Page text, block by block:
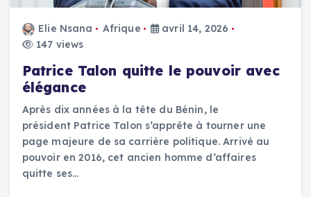
Elie Nsana Afrique
avril 14, 2026
147 views
Patrice Talon quitte le pouvoir avec
élégance
Après dix années à la tête du Bénin, le
président Patrice Talon s’apprête à tourner une
page majeure de sa carrière politique. Arrivé au
pouvoir en 2016, cet ancien homme d’affaires
quitte ses…